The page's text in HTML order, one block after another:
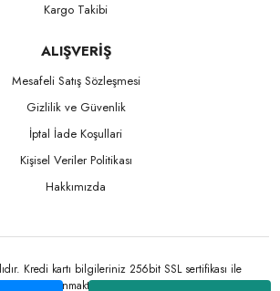
Kargo Takibi
ALIŞVERİŞ
Mesafeli Satış Sözleşmesi
Gizlilik ve Güvenlik
İptal İade Koşullari
Kişisel Veriler Politikası
Hakkımızda
Kredi kartı bilgileriniz 256bit SSL sertifikası ile
korunmaktadır.